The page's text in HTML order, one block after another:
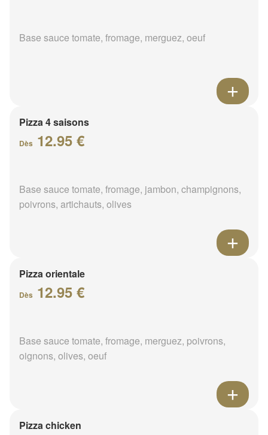
Base sauce tomate, fromage, merguez, oeuf
Pizza 4 saisons
Dès 12.95 €
Base sauce tomate, fromage, jambon, champignons,
poivrons, artichauts, olives
Pizza orientale
Dès 12.95 €
Base sauce tomate, fromage, merguez, poivrons,
oignons, olives, oeuf
Pizza chicken